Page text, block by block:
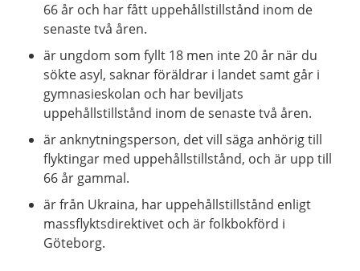
66 år och har fått uppehållstillstånd inom de
senaste två åren.
är ungdom som fyllt 18 men inte 20 år när du
sökte asyl, saknar föräldrar i landet samt går i
gymnasieskolan och har beviljats
uppehållstillstånd inom de senaste två åren.
är anknytningsperson, det vill säga anhörig till
flyktingar med uppehållstillstånd, och är upp till
66 år gammal.
är från Ukraina, har uppehållstillstånd enligt
massflyktsdirektivet och är folkbokförd i
Göteborg.